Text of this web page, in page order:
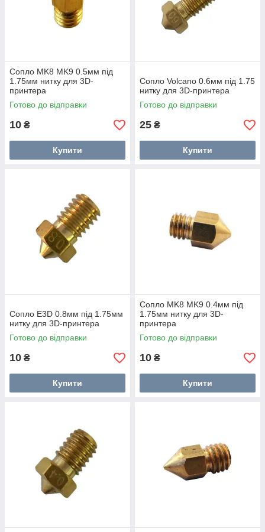
Сопло MK8 MK9 0.5мм під
1.75мм нитку для 3D-
принтера
Готово до відправки
10 ₴
Купити
Сопло Volcano 0.6мм під 1.75
нитку для 3D-принтера
Готово до відправки
25 ₴
Купити
Сопло E3D 0.8мм під 1.75мм
нитку для 3D-принтера
Готово до відправки
10 ₴
Купити
Сопло MK8 MK9 0.4мм під
1.75мм нитку для 3D-
принтера
Готово до відправки
10 ₴
Купити